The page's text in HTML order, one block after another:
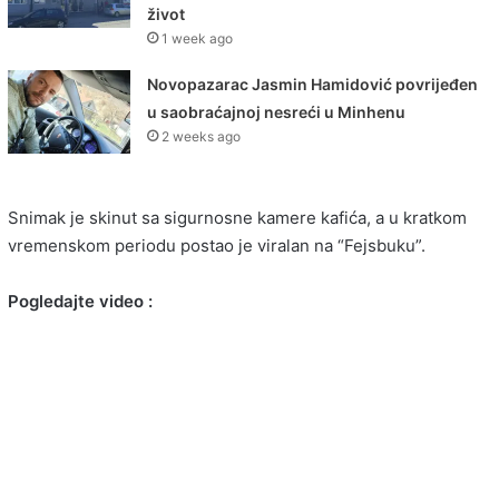
život
1 week ago
Novopazarac Jasmin Hamidović povrijeđen
u saobraćajnoj nesreći u Minhenu
2 weeks ago
Snimak je skinut sa sigurnosne kamere kafića, a u kratkom
vremenskom periodu postao je viralan na “Fejsbuku”.
Pogledajte video :